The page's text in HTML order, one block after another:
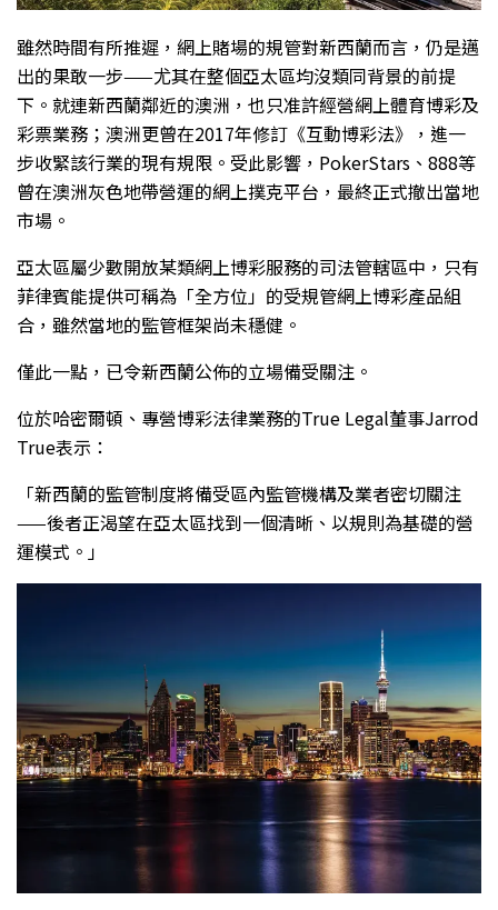
雖然時間有所推遲，網上賭場的規管對新西蘭而言，仍是邁
出的果敢一步——尤其在整個亞太區均沒類同背景的前提
下。就連新西蘭鄰近的澳洲，也只准許經營網上體育博彩及
彩票業務；澳洲更曾在2017年修訂《互動博彩法》，進一
步收緊該行業的現有規限。受此影響，PokerStars、888等
曾在澳洲灰色地帶營運的網上撲克平台，最終正式撤出當地
市場。
亞太區屬少數開放某類網上博彩服務的司法管轄區中，只有
菲律賓能提供可稱為「全方位」的受規管網上博彩產品組
合，雖然當地的監管框架尚未穩健。
僅此一點，已令新西蘭公佈的立場備受關注。
位於哈密爾頓、專營博彩法律業務的True Legal董事Jarrod
True表示：
「新西蘭的監管制度將備受區內監管機構及業者密切關注
——後者正渴望在亞太區找到一個清晰、以規則為基礎的營
運模式。」